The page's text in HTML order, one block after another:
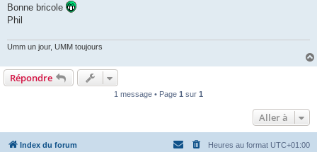
Bonne bricole
Phil
Umm un jour, UMM toujours
Répondre
1 message • Page 1 sur 1
Aller à
Index du forum Heures au format UTC+01:00